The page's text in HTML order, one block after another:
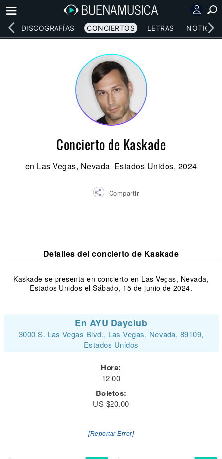
DISCOGRAFÍAS CONCIERTOS LETRAS NOTICIAS
Concierto de Kaskade
en Las Vegas, Nevada, Estados Unidos, 2024
Compartir
Detalles del concierto de Kaskade
Kaskade se presenta en concierto en Las Vegas, Nevada,
Estados Unidos el Sábado, 15 de junio de 2024.
En AYU Dayclub
3000 S. Las Vegas Blvd., Las Vegas, Nevada, 89109,
Estados Unidos
Hora:
12:00
Boletos:
US $20.00
[Reportar Error]